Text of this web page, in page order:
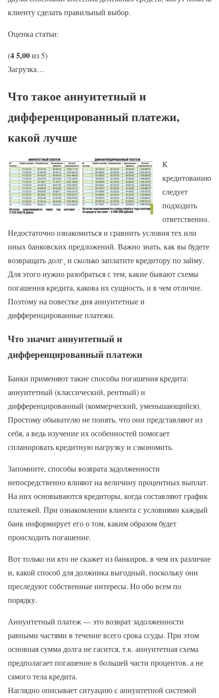
клиенту сделать правильный выбор.
Оценка статьи:
(45,00из 5)
Загрузка…
Что такое аннуитетный и
дифференцированный платежи,
какой лучше
К
кредитованию
следует
подходить
ответственно.
Недостаточно ознакомиться и сравнить условия тех или
иных банковских предложений. Важно знать, как вы будете
возвращать долг¸ и сколько заплатите кредитору по займу.
Для этого нужно разобраться с тем, какие бывают схемы
погашения кредита, какова их сущность, и в чем отличие.
Поэтому на повестке дня аннуитетные и
дифференцированные платежи.
Что значит аннуитетный и
дифференцированный платежи
Банки применяют такие способы погашения кредита:
аннуитетный (классический, рентный) и
дифференцированный (коммерческий, уменьшающийся).
Простому обывателю не понять, что они представляют из
себя, а ведь изучение их особенностей помогает
спланировать кредитную нагрузку и сэкономить.
Запомните, способы возврата задолженности
непосредственно влияют на величину процентных выплат.
На них основываются кредиторы, когда составляют график
платежей. При ознакомлении клиента с условиями каждый
банк информирует его о том, каким образом будет
происходить погашение.
Вот только ни кто не скажет из банкиров, в чем их различие
и, какой способ для должника выгодный, поскольку они
преследуют собственные интересы. Но обо всем по
порядку.
Аннуитетный платеж — это возврат задолженности
равными частями в течение всего срока ссуды. При этом
основная сумма долга не гасится, т.к. аннуитетная схема
предполагает погашение в большей части процентов, а не
самого тела кредита.
Наглядно описывает ситуацию с аннуитетной системой